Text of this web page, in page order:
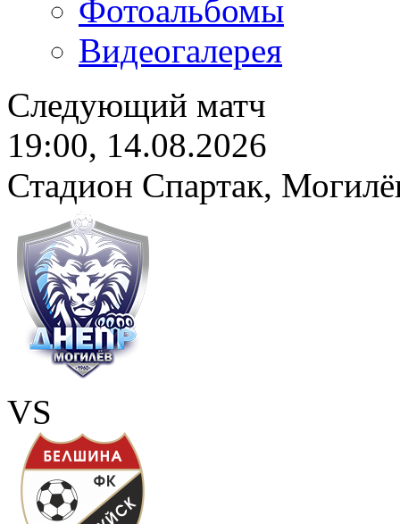
Фотоальбомы
Видеогалерея
Следующий матч
19:00, 14.08.2026
Стадион Спартак,
VS